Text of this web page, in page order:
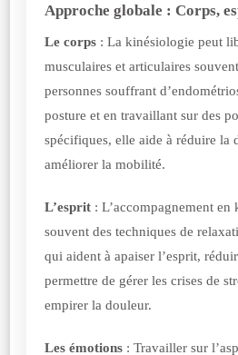
Approche globale : Corps,
Le corps : La kinésiologie peut
musculaires et articulaires
personnes souffrant
posture et en travaillant sur des
spécifiques, elle aide à réduire la
améliorer la mobilité.
L’esprit : L’accompagnement
souvent des techniques de
qui aident à apaiser l’esprit,
permettre de gérer les crises de
empirer la douleur.
Les émotions : Travailler sur